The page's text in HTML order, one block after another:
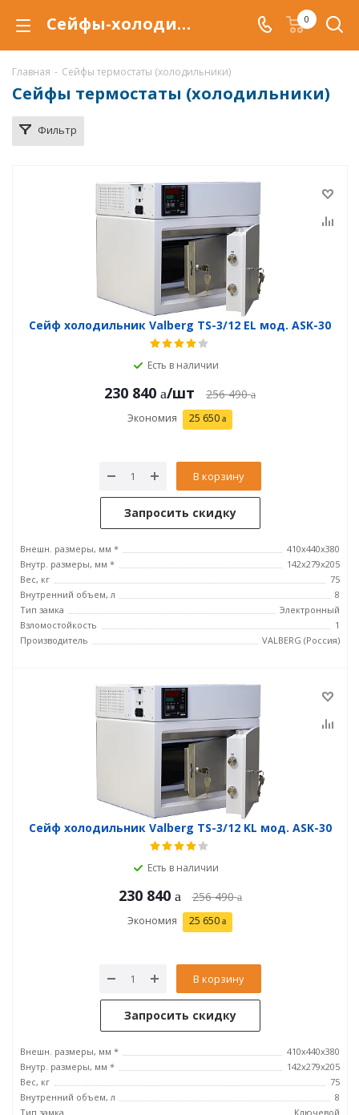
Сейфы-холодильники (термостаты) в Саратове, сейфы термостаты Valberg, купитьь сейф холодильник по низкой цене, доставка термостатов 0
Главная - Сейфы термостаты (холодильники)
Сейфы термостаты (холодильники)
Фильтр
Сейф холодильник Valberg TS-3/12 EL мод. ASK-30
Есть в наличии
230 840 /шт 256 490
Экономия 25 650
В корзину
Запросить скидку
Внешн. размеры, мм *
410x440x380
Внутр. размеры, мм *
142x279x205
Вес, кг
75
Внутренний объем, л
8
Тип замка
Электронный
Взломостойкость
1
Производитель
VALBERG (Россия)
Сейф холодильник Valberg TS-3/12 KL мод. ASK-30
Есть в наличии
230 840 256 490
Экономия 25 650
В корзину
Запросить скидку
Внешн. размеры, мм *
410x440x380
Внутр. размеры, мм *
142x279x205
Вес, кг
75
Внутренний объем, л
8
Тип замка
Ключевой